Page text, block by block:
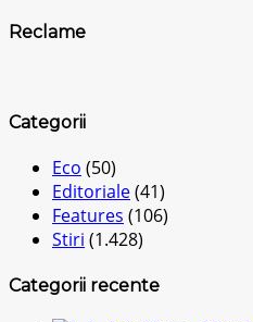
Reclame
Categorii
Eco (50)
Editoriale(41)
Features (106)
Stiri (1.428)
Categorii recente